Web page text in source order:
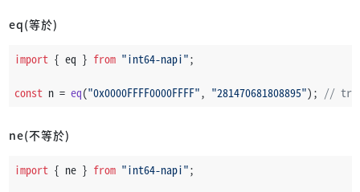
eq(等於)
import { eq } from "int64-napi";
const n = eq("0x0000FFFF0000FFFF", "281470681808895"); //
ne(不等於)
import { ne } from "int64-napi";